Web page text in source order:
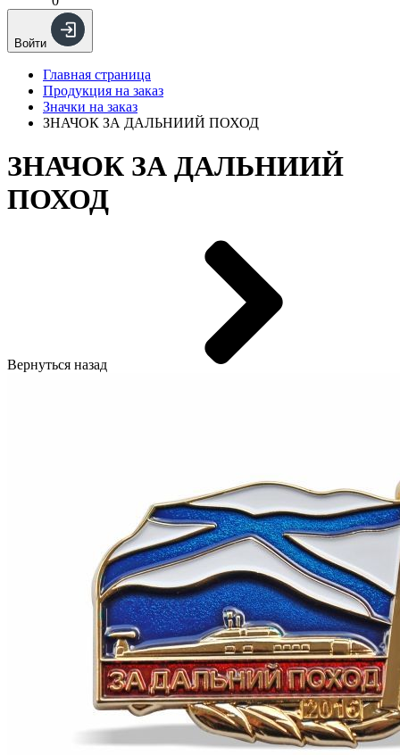
Войти
Главная страница
Продукция на заказ
Значки на заказ
ЗНАЧОК ЗА ДАЛЬНИИЙ ПОХОД
ЗНАЧОК ЗА ДАЛЬНИИЙ
ПОХОД
Вернуться назад